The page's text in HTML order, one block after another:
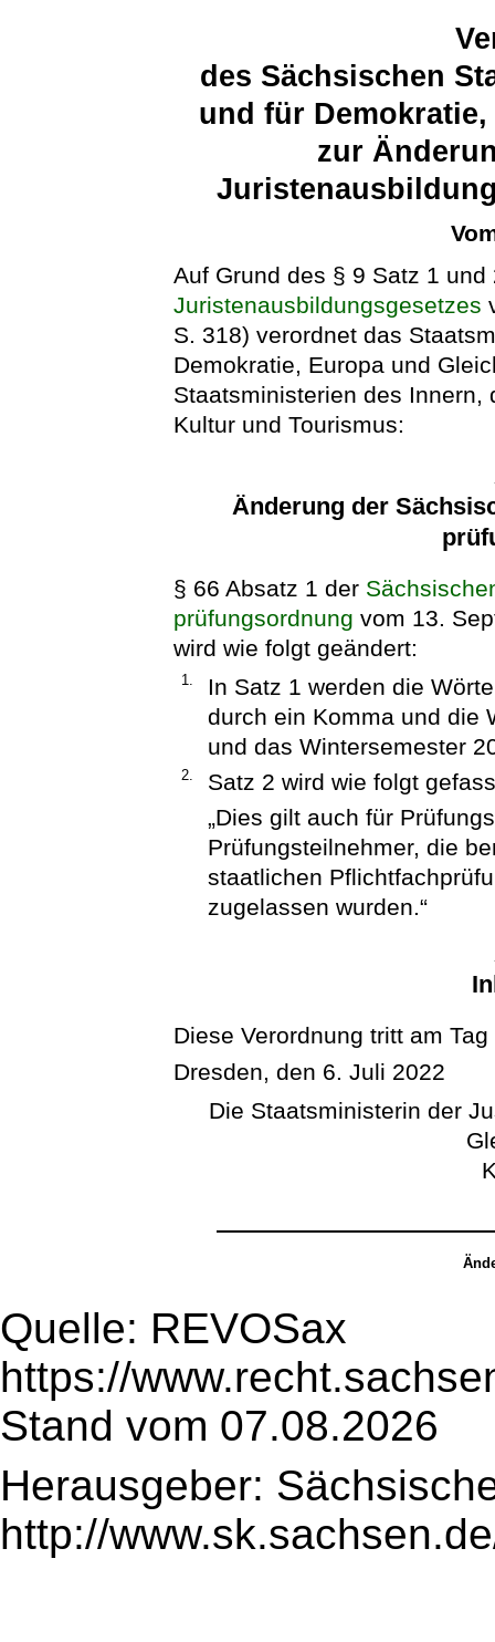
des Sächsischen
und für
zur
Auf Grund des § 9 Satz 1
Juristenausbildungsgesetzes
S. 318) verordnet das
Demokratie, Europa und
Staatsministerien des
Kultur und Tourismus:
Änderung der
§ 66 Absatz 1 der
prüfungsordnung vom 13.
wird wie folgt geändert:
1.
In Satz 1 werden die
durch ein Komma und die
und das Wintersemester
2.
Satz 2 wird wie folgt
„Dies gilt auch für
Prüfungsteilnehmer, die
staatlichen
zugelassen wurden.“
Diese Verordnung tritt am
Dresden, den 6. Juli 2022
Die Staatsministerin der
Quelle: REVOSax
https://
Stand vom 07.08.2026
Herausgeber:
http://